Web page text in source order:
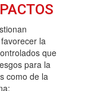
la
que
para la
como de la